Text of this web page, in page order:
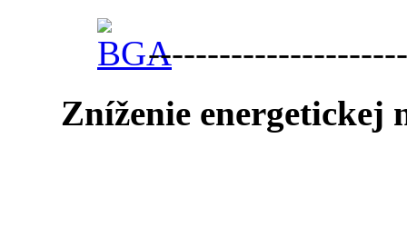
Zníženie energetickej